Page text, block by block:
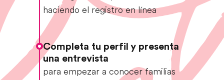
haciendo el registro en línea
Completa tu perfil y presenta
una entrevista
para empezar a conocer familias